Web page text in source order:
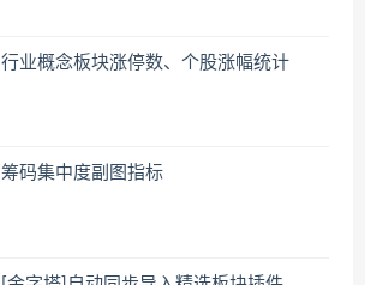
行业概念板块涨停数、个股涨幅统计
筹码集中度副图指标